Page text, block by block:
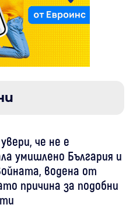
че не е
умишлено България и
водена от
причина за подобни